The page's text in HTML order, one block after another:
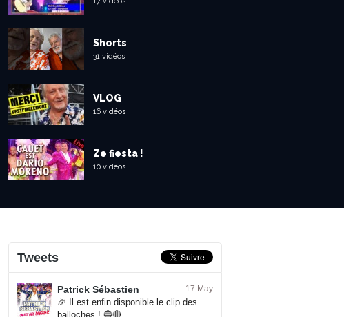
Shorts
31 vidéos
VLOG
16 vidéos
Ze fiesta !
10 vidéos
Tweets
Patrick Sébastien 17 May
🎉 Il est enfin disponible le clip des
balloches ! 🔵🔴